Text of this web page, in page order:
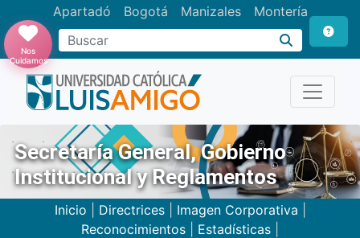
Apartadó Bogotá Manizales Montería
Buscar
Nos
Cuidamos
Secretaría General, Gobierno
Institucional y Reglamentos
Inicio Directrices| Imagen Corporativa
Reconocimientos
Estadísticas